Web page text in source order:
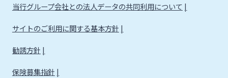
当行グループ会社との法人データの共同利用について
サイトのご利用に関する基本方針
勧誘方針
保険募集指針